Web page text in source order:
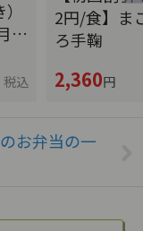
…
税込
2円/食】ま
ろ手鞠
2,360円
お弁当の一